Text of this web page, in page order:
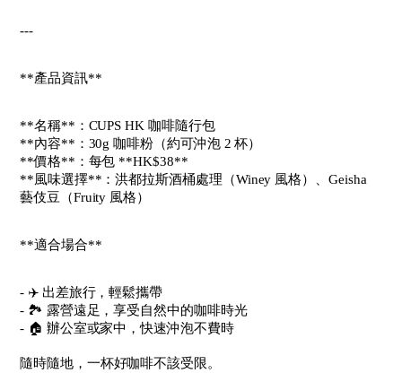
---
**產品資訊**
**名稱**：CUPS HK 咖啡隨行包
**內容**：30g 咖啡粉（約可沖泡 2 杯）
**價格**：每包 **HK$38**
**風味選擇**：洪都拉斯酒桶處理（Winey 風格）、Geisha
藝伎豆（Fruity 風格）
**適合場合**
- ✈️ 出差旅行，輕鬆攜帶
- 🏞 露營遠足，享受自然中的咖啡時光
- 🏠 辦公室或家中，快速沖泡不費時
隨時隨地，一杯好咖啡不該受限。